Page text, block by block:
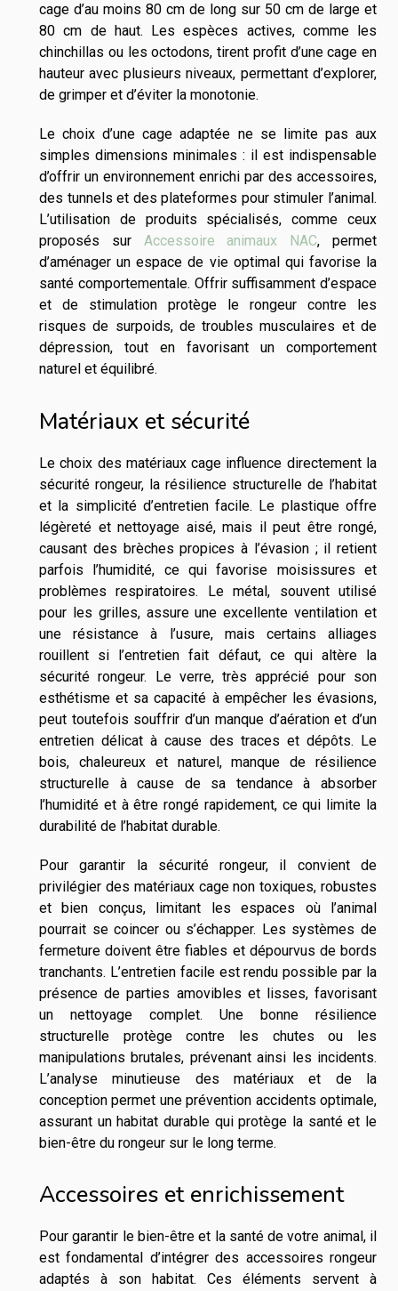
cage d’au moins 80 cm de long sur 50 cm de large et
80 cm de haut. Les espèces actives, comme les
chinchillas ou les octodons, tirent profit d’une cage en
hauteur avec plusieurs niveaux, permettant d’explorer,
de grimper et d’éviter la monotonie.
Le choix d’une cage adaptée ne se limite pas aux
simples dimensions minimales : il est indispensable
d’offrir un environnement enrichi par des accessoires,
des tunnels et des plateformes pour stimuler l’animal.
L’utilisation de produits spécialisés, comme ceux
proposés sur Accessoire animaux NAC, permet
d’aménager un espace de vie optimal qui favorise la
santé comportementale. Offrir suffisamment d’espace
et de stimulation protège le rongeur contre les
risques de surpoids, de troubles musculaires et de
dépression, tout en favorisant un comportement
naturel et équilibré.
Matériaux et sécurité
Le choix des matériaux cage influence directement la
sécurité rongeur, la résilience structurelle de l’habitat
et la simplicité d’entretien facile. Le plastique offre
légèreté et nettoyage aisé, mais il peut être rongé,
causant des brèches propices à l’évasion ; il retient
parfois l’humidité, ce qui favorise moisissures et
problèmes respiratoires. Le métal, souvent utilisé
pour les grilles, assure une excellente ventilation et
une résistance à l’usure, mais certains alliages
rouillent si l’entretien fait défaut, ce qui altère la
sécurité rongeur. Le verre, très apprécié pour son
esthétisme et sa capacité à empêcher les évasions,
peut toutefois souffrir d’un manque d’aération et d’un
entretien délicat à cause des traces et dépôts. Le
bois, chaleureux et naturel, manque de résilience
structurelle à cause de sa tendance à absorber
l’humidité et à être rongé rapidement, ce qui limite la
durabilité de l’habitat durable.
Pour garantir la sécurité rongeur, il convient de
privilégier des matériaux cage non toxiques, robustes
et bien conçus, limitant les espaces où l’animal
pourrait se coincer ou s’échapper. Les systèmes de
fermeture doivent être fiables et dépourvus de bords
tranchants. L’entretien facile est rendu possible par la
présence de parties amovibles et lisses, favorisant
un nettoyage complet. Une bonne résilience
structurelle protège contre les chutes ou les
manipulations brutales, prévenant ainsi les incidents.
L’analyse minutieuse des matériaux et de la
conception permet une prévention accidents optimale,
assurant un habitat durable qui protège la santé et le
bien-être du rongeur sur le long terme.
Accessoires et enrichissement
Pour garantir le bien-être et la santé de votre animal, il
est fondamental d’intégrer des accessoires rongeur
adaptés à son habitat. Ces éléments servent à